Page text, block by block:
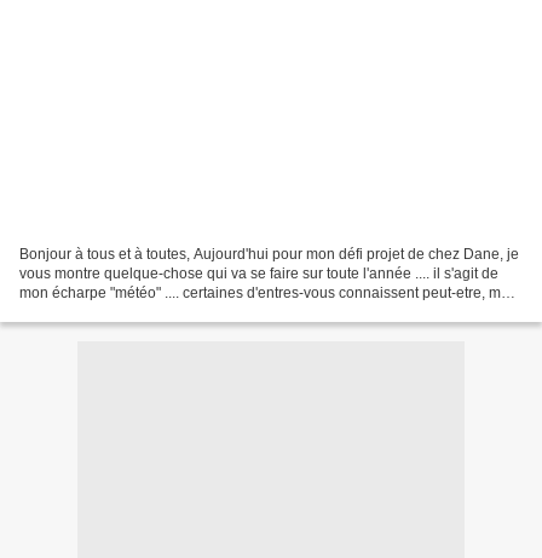
Bonjour à tous et à toutes, Aujourd'hui pour mon défi projet de chez Dane, je
vous montre quelque-chose qui va se faire sur toute l'année .... il s'agit de
mon écharpe "météo" .... certaines d'entres-vous connaissent peut-etre, moi